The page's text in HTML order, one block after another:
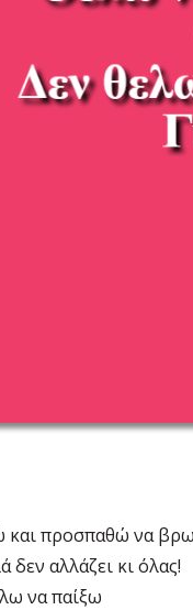
προσπαθώ να
αλλάζει κι όλας!
να παίξω